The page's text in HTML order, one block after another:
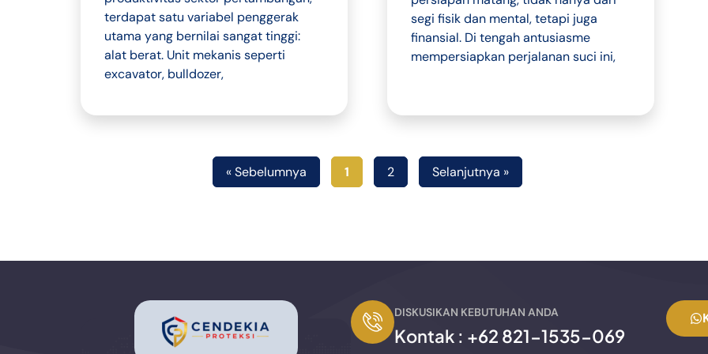
terdapat satu variabel penggerak
utama yang bernilai sangat tinggi:
alat berat. Unit mekanis seperti
excavator, bulldozer,
segi fisik dan mental, tetapi juga
finansial. Di tengah antusiasme
mempersiapkan perjalanan suci ini,
« Sebelumnya 1 2 Selanjutnya »
DISKUSIKAN KEBUTUHAN ANDA
Kontak : +62 821-1535-069